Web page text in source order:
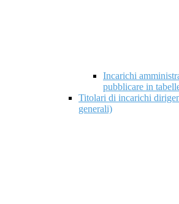
Incarichi
pubblicare in
Titolari di incarichi
generali)